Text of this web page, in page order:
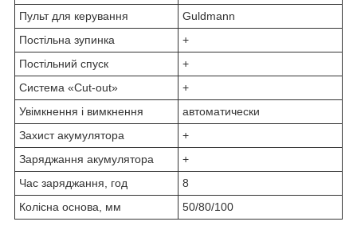
Пульт для керування
Guldmann
Постільна зупинка
+
Постільний спуск
+
Система «Cut-out»
+
Увімкнення і вимкнення
автоматически
Захист акумулятора
+
Заряджання акумулятора
+
Час заряджання, год
8
Колісна основа, мм
50/80/100